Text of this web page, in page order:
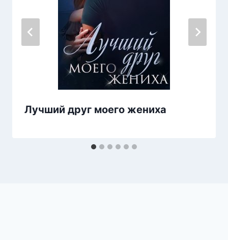
Лучший друг моего жениха